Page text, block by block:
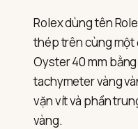
Rolex dùng tên
thép trên cùng một
Oyster 40 mm
tachymeter vàng
vặn vít và phần
vàng.